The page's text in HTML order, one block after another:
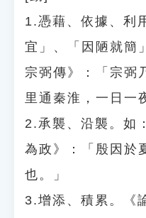
1.憑藉、依據、利
宜」、「因陋就簡
宗弼傳》：「宗弼
里通秦淮，一日一
2.承襲、沿襲。如
為政》：「殷因於
也。」
3.增添、積累。《